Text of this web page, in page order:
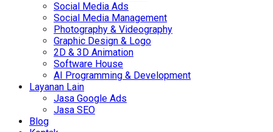
Social Media Ads
Social Media Management
Photography & Videography
Graphic Design & Logo
2D & 3D Animation
Software House
AI Programming & Development
Layanan Lain
Jasa Google Ads
Jasa SEO
Blog